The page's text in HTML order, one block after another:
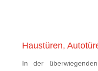
Haustüren,
In der